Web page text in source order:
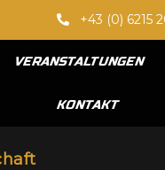
+43 (0) 6215
VERANSTALTUNGEN
KONTAKT